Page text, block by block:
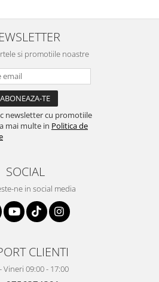
de
si promotiile noastre
newsletter cu promotiile
mai multe in Politica de
SOCIAL
ne in social media
CLIENTI
Vineri 09:00 - 17:00